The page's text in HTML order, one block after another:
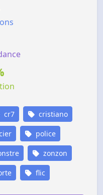
cr7 cristiano
police
zonzon
flic